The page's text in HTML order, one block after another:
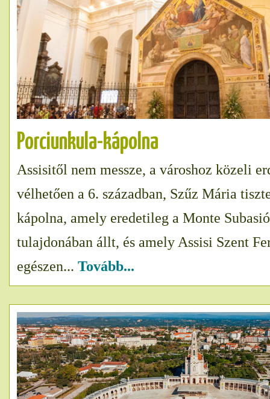
Porciunkula-kápolna
Assisitől nem messze, a városhoz közeli
vélhetően a 6. században, Szűz Mária
kápolna, amely eredetileg a Monte
tulajdonában állt, és amely Assisi Szent
egészen... Tovább...